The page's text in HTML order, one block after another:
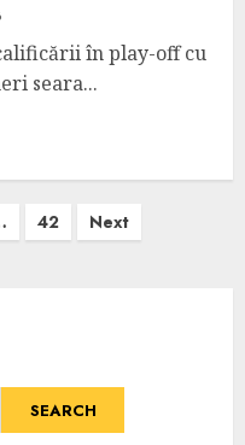
în play-off cu
seara...
42 Next
SEARCH